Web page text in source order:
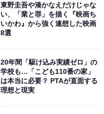
東野圭吾や湊かなえだけじゃな
い、「業と罪」を描く『映画ち
いかわ』から強く連想した映画
8選
20年間「駆け込み実績ゼロ」の
学校も…「こども110番の家」
は本当に必要？ PTAが直面する
理想と現実